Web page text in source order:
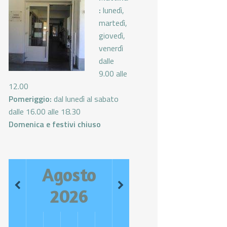
: lunedì,
martedì,
giovedì,
venerdì
dalle
9.00 alle
12.00
Pomeriggio: dal lunedì al sabato
dalle 16.00 alle 18.30
Domenica e festivi chiuso
Agosto
2026